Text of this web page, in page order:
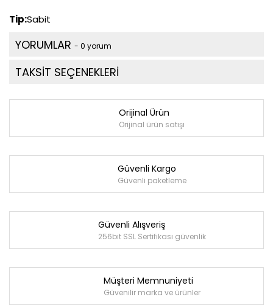
Tip:Sabit
YORUMLAR - 0 yorum
TAKSİT SEÇENEKLERİ
Orijinal Ürün
Orijinal ürün satışı
Güvenli Kargo
Güvenli paketleme
Güvenli Alışveriş
256bit SSL Sertifikası güvenlik
Müşteri Memnuniyeti
Güvenilir marka ve ürünler